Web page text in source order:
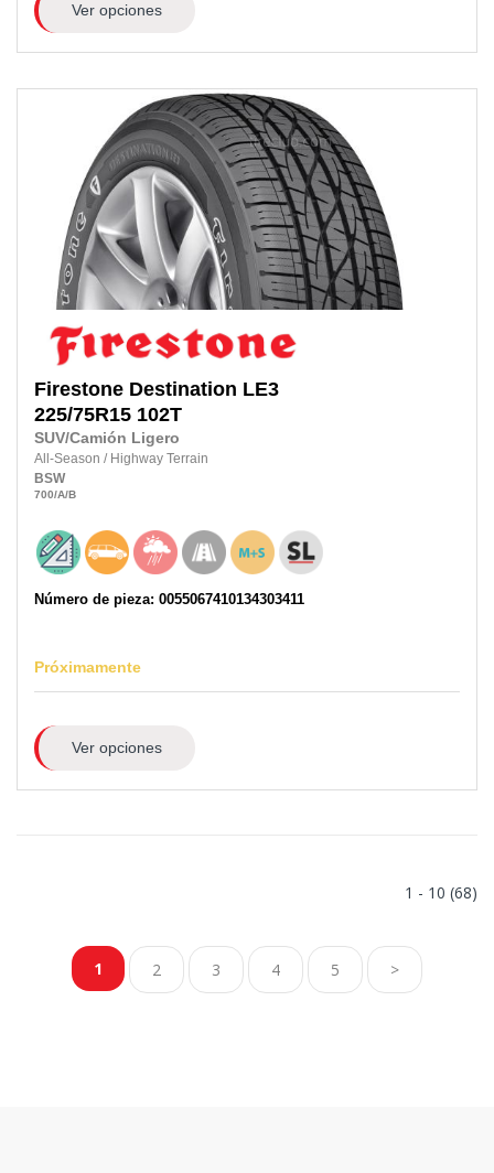
Ver opciones
Firestone Destination LE3
225/75R15 102T
SUV/Camión Ligero
All-Season / Highway Terrain
BSW
700/A/B
Número de pieza: 0055067410134303411
Próximamente
Ver opciones
1 - 10 (68)
1 2 3 4 5 >